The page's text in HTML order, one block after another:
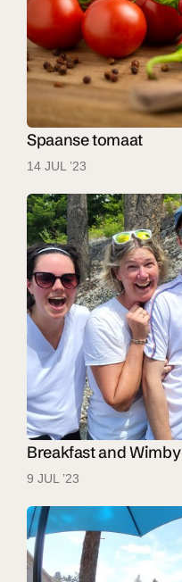
Spaanse tomaat
14 JUL ’23
Breakfast and Wimby
9 JUL ’23